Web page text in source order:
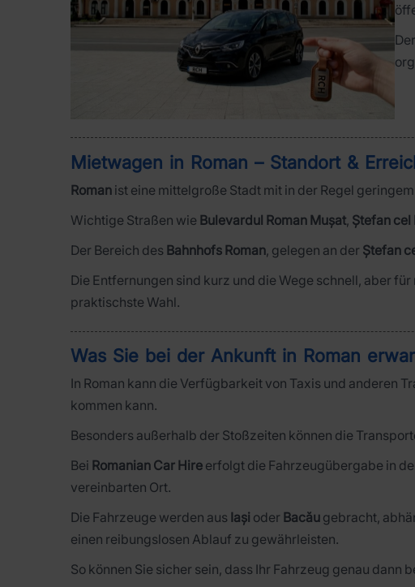
Mietwagen in Roman – Standort &
Roman ist eine mittelgroße Stadt mit in der Regel
Wichtige Straßen wie Bulevardul Roman Mușat, Ștefan cel
Der Bereich des Bahnhofs Roman, gelegen an der Ștefan
Die Entfernungen sind kurz und die Wege schnell, aber
praktischste Wahl.
Was Sie bei der Ankunft in Roman
In Roman kann die Verfügbarkeit von Taxis und anderen
kommen kann.
Besonders außerhalb der Stoßzeiten können die
Bei Romanian Car Hire erfolgt die Fahrzeugübergabe in
vereinbarten Ort.
Die Fahrzeuge werden aus Iași oder Bacău gebracht,
einen reibungslosen Ablauf zu gewährleisten.
So können Sie sicher sein, dass Ihr Fahrzeug genau dann